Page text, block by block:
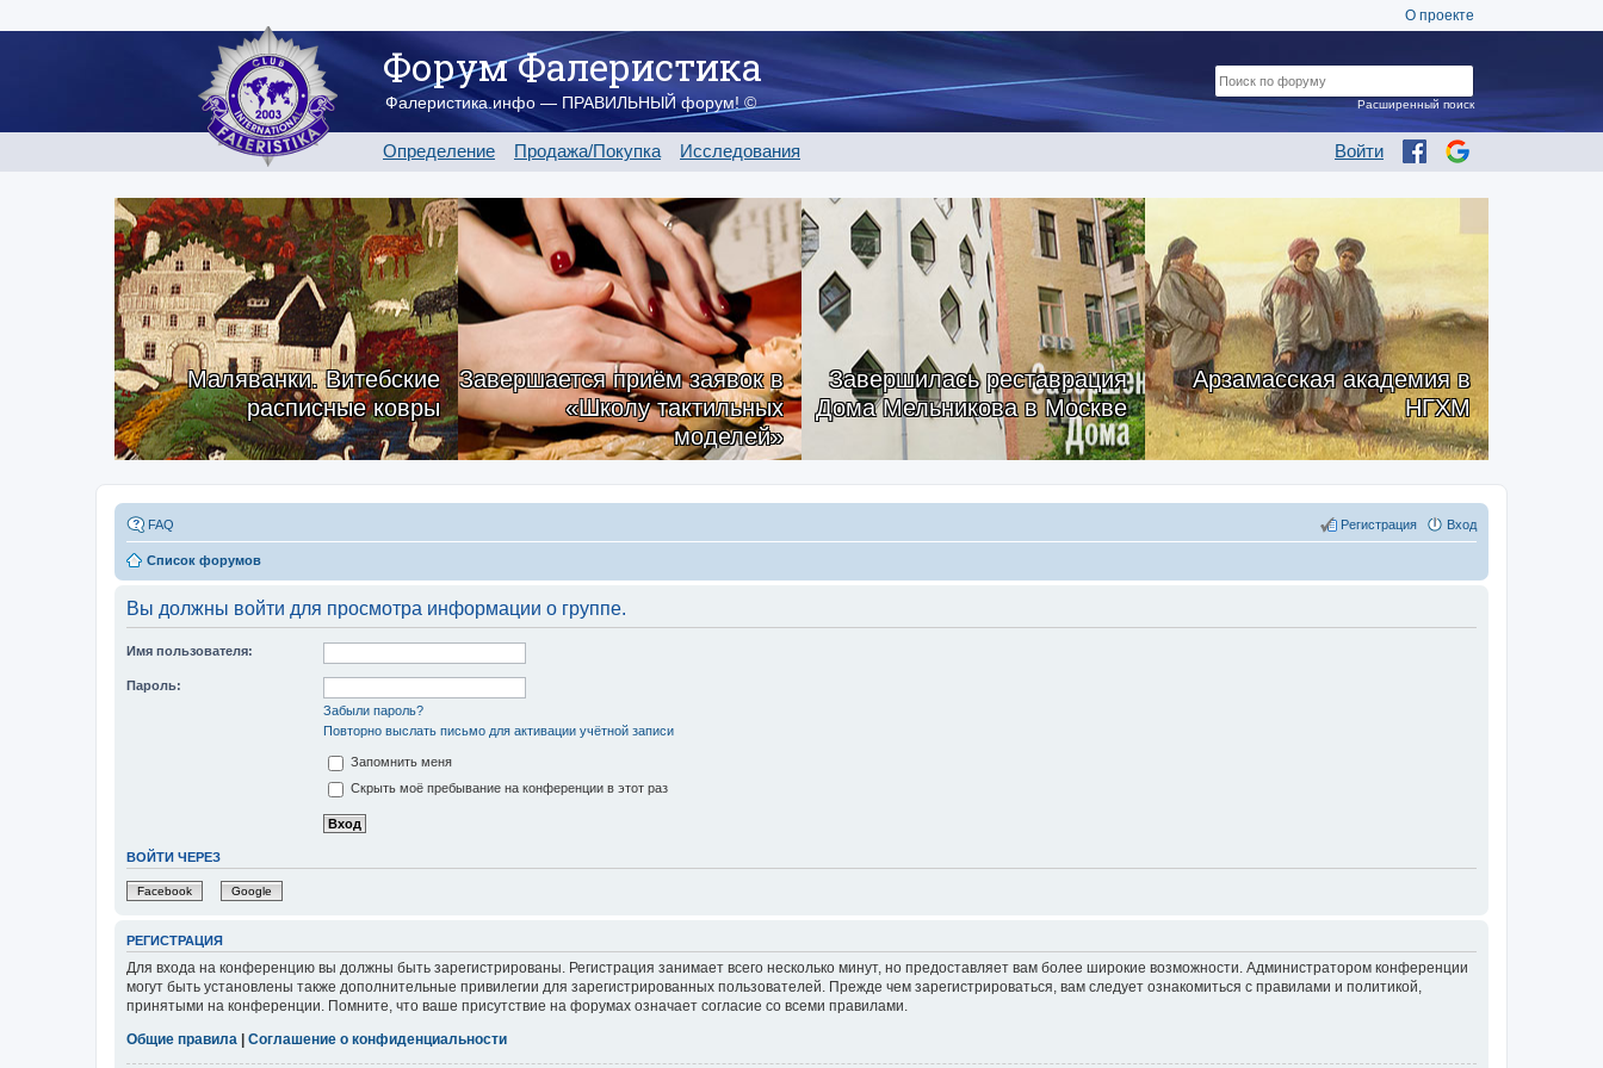
О проекте
Форум Фалеристика
Фалеристика.инфо — ПРАВИЛЬНЫЙ форум! ©
Определение Продажа/Покупка Исследования Войти
Расширенный поиск
Маляванки. Витебские
расписные ковры
Завершается приём заявок в
«Школу тактильных
моделей»
Завершилась реставрация
Дома Мельникова в Москве
Арзамасская академия в
НГХМ
FAQ Вход
Регистрация
Список форумов
Вы должны войти для просмотра информации о группе.
Имя пользователя:
Пароль:
Забыли пароль?
Повторно выслать письмо для активации учётной записи
Запомнить меня
Скрыть моё пребывание на конференции в этот раз
ВОЙТИ ЧЕРЕЗ
Facebook Google
РЕГИСТРАЦИЯ
Для входа на конференцию вы должны быть зарегистрированы. Регистрация занимает всего несколько минут, но предоставляет вам более широкие возможности. Администратором конференции
могут быть установлены также дополнительные привилегии для зарегистрированных пользователей. Прежде чем зарегистрироваться, вам следует ознакомиться с правилами и политикой,
принятыми на конференции. Помните, что ваше присутствие на форумах означает согласие со всеми правилами.
Общие правила
Соглашение о конфиденциальности